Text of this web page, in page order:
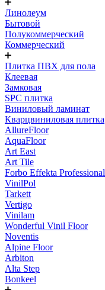
Линолеум
Бытовой
Полукоммерческий
Коммерческий
Плитка ПВХ для пола
Клеевая
Замковая
SPC плитка
Виниловый ламинат
Кварцвиниловая плитка
AllureFloor
AquaFloor
Art East
Art Tile
Forbo Effekta Professional
VinilPol
Tarkett
Vertigo
Vinilam
Wonderful Vinil Floor
Noventis
Alpine Floor
Arbiton
Alta Step
Bonkeel